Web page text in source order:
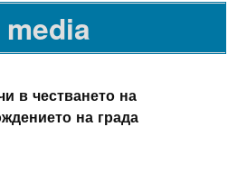
media
в честването на
на града